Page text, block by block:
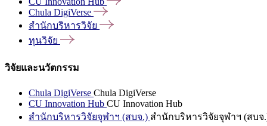
Chula DigiVerse
สำนักบริหารวิจัย
ทุนวิจัย
วิจัยและนวัตกรรม
Chula DigiVerse Chula DigiVerse
CU Innovation Hub CU Innovation Hub
สำนักบริหารวิจัยจุฬาฯ (สบจ.) สำนักบริหารวิจัยจุฬาฯ (สบจ